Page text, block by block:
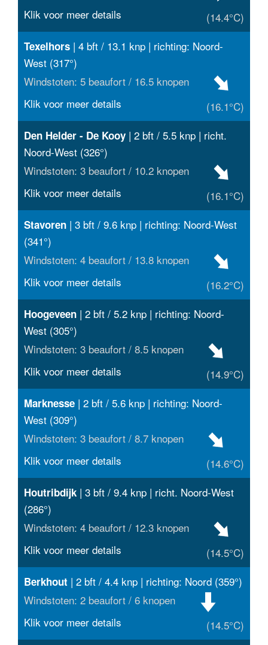
(14.4°C)
Klik voor meer details
Texelhors | 4 bft / 13.1 knp | richting: Noord-
West (317°)
Windstoten: 5 beaufort / 16.5 knopen
(16.1°C)
Klik voor meer details
Den Helder - De Kooy | 2 bft / 5.5 knp | richt.
Noord-West (326°)
Windstoten: 3 beaufort / 10.2 knopen
(16.1°C)
Klik voor meer details
Stavoren | 3 bft / 9.6 knp | richting: Noord-West
(341°)
Windstoten: 4 beaufort / 13.8 knopen
(16.2°C)
Klik voor meer details
Hoogeveen | 2 bft / 5.2 knp | richting: Noord-
West (305°)
Windstoten: 3 beaufort / 8.5 knopen
(14.9°C)
Klik voor meer details
Marknesse | 2 bft / 5.6 knp | richting: Noord-
West (309°)
Windstoten: 3 beaufort / 8.7 knopen
(14.6°C)
Klik voor meer details
Houtribdijk | 3 bft / 9.4 knp | richt. Noord-West
(286°)
Windstoten: 4 beaufort / 12.3 knopen
(14.5°C)
Klik voor meer details
Berkhout | 2 bft / 4.4 knp | richting: Noord (359°)
Windstoten: 2 beaufort / 6 knopen
(14.5°C)
Klik voor meer details